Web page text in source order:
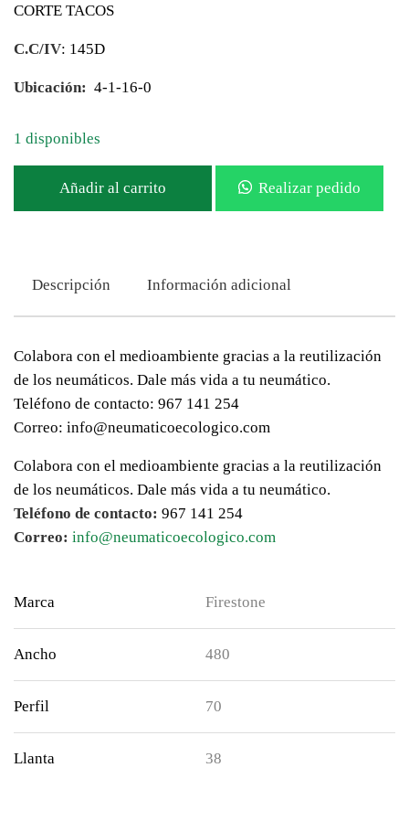
CORTE TACOS
C.C/IV: 145D
Ubicación: 4-1-16-0
1 disponibles
Añadir al carrito Realizar pedido
Descripción Información adicional
Colabora con el medioambiente gracias a la reutilización
de los neumáticos. Dale más vida a tu neumático.
Teléfono de contacto: 967 141 254
Correo: info@neumaticoecologico.com
Colabora con el medioambiente gracias a la reutilización
de los neumáticos. Dale más vida a tu neumático.
Teléfono de contacto: 967 141 254
Correo: info@neumaticoecologico.com
Marca Firestone
Ancho 480
Perfil 70
Llanta 38